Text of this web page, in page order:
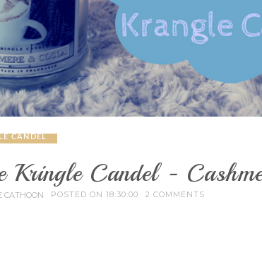
CANDEL
Kringle Candel -
CATHOON POSTED ON 18:30:00 2 COMMENTS